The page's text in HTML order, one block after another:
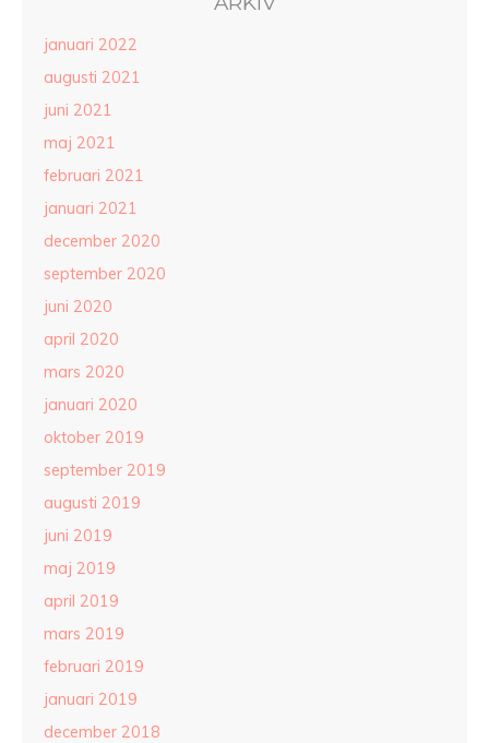
januari 2022
augusti 2021
juni 2021
maj 2021
februari 2021
januari 2021
december 2020
september 2020
juni 2020
april 2020
mars 2020
januari 2020
oktober 2019
september 2019
augusti 2019
juni 2019
maj 2019
april 2019
mars 2019
februari 2019
januari 2019
december 2018